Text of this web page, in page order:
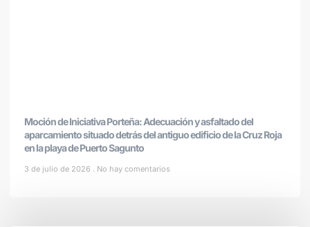
Moción de Iniciativa Porteña: Adecuación y asfaltado del
aparcamiento situado detrás del antiguo edificio de la Cruz Roja
en la playa de Puerto Sagunto
3 de julio de 2026 No hay comentarios